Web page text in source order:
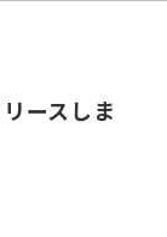
ースしま